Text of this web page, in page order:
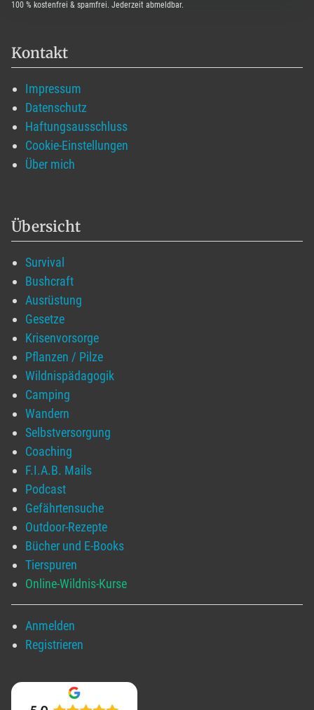
100 % kostenfrei & spamfrei. Jederzeit abmeldbar.
Kontakt
Impressum
Datenschutz
Haftungsausschluss
Cookie-Einstellungen
Über mich
Übersicht
Survival
Bushcraft
Ausrüstung
Gesetze
Krisenvorsorge
Pflanzen / Pilze
Wildnispädagogik
Camping
Wandern
Selbstversorgung
Coaching
F.I.A.B. Mails
Podcast
Gefährtensuche
Outdoor-Rezepte
Bücher und E-Books
Tierspuren
Online-Wildnis-Kurse
Anmelden
Registrieren